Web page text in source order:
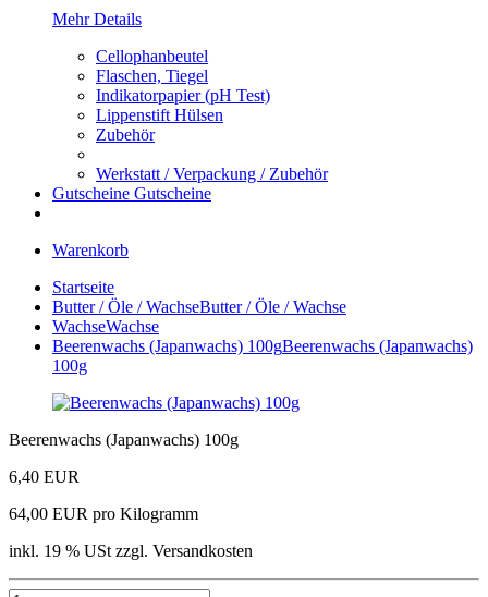
Mehr Details
Cellophanbeutel
Flaschen, Tiegel
Indikatorpapier (pH Test)
Lippenstift Hülsen
Zubehör
Werkstatt / Verpackung / Zubehör
Gutscheine Gutscheine
Warenkorb
Startseite
Butter / Öle / WachseButter / Öle / Wachse
WachseWachse
Beerenwachs (Japanwachs) 100gBeerenwachs (Japanwachs)
100g
Beerenwachs (Japanwachs) 100g
6,40 EUR
64,00 EUR pro Kilogramm
inkl. 19 % USt zzgl. Versandkosten